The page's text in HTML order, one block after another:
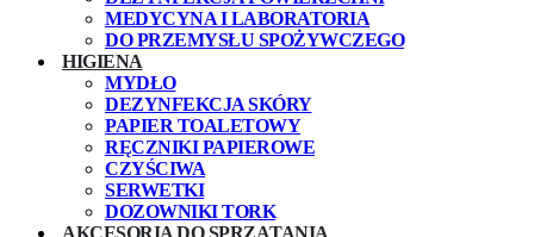
MEDYCYNA I LABORATORIA
DO PRZEMYSŁU SPOŻYWCZEGO
HIGIENA
MYDŁO
DEZYNFEKCJA SKÓRY
PAPIER TOALETOWY
RĘCZNIKI PAPIEROWE
CZYŚCIWA
SERWETKI
DOZOWNIKI TORK
AKCESORIA DO SPRZĄTANIA